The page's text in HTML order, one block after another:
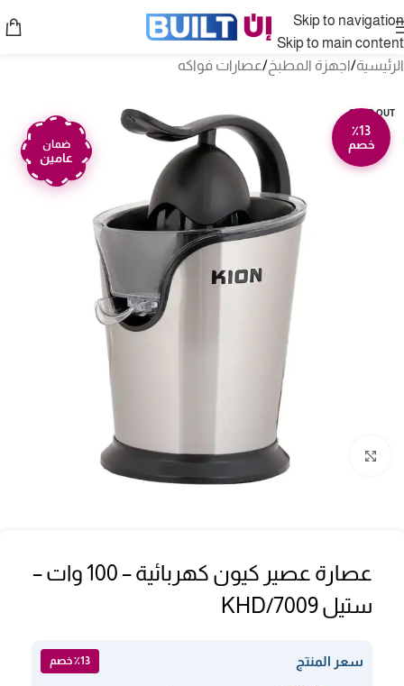
Skip to navigation
Skip to main content
الرئيسية/اجهزة المطبخ/عصارات فواكه
SOLD OUT
٪13
خصم
ضمان
عامين
Click to enlarge
عصارة عصير كيون كهربائية – 100 وات –
ستيل KHD/7009
سعر المنتج ٪13 خصم